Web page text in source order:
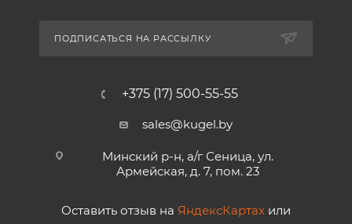
ПОДПИСАТЬСЯ НА РАССЫЛКУ
+375 (17) 500-55-55
sales@kugel.by
Минский р-н, а/г Сеница, ул.
Армейская, д. 7, пом. 23
Оставить отзыв на ЯндексКартах или